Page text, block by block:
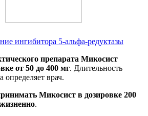
ингибитора 5-альфа-редуктазы
препарата Микосист
от 50 до 400 мг. Длительность
определяет врач.
Микосист в дозировке 200
.